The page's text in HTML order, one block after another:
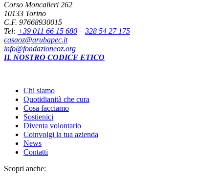
Corso Moncalieri 262
10133 Torino
C.F. 97668930015
Tel: +39 011 66 15 680 – 328 54 27 175
casaoz@arubapec.it
info@fondazioneoz.org
IL NOSTRO CODICE ETICO
Chi siamo
Quotidianità che cura
Cosa facciamo
Sostienici
Diventa volontario
Coinvolgi la tua azienda
News
Contatti
Scopri anche: